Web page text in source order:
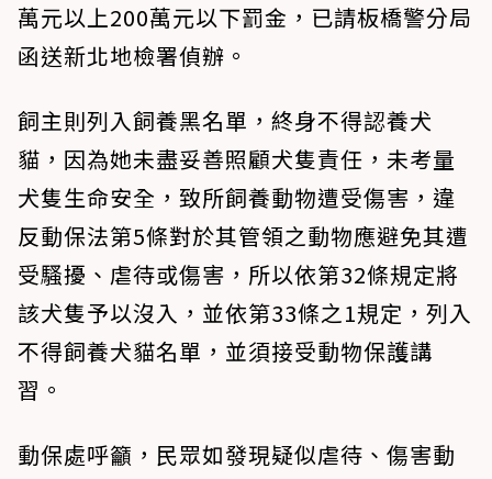
萬元以上200萬元以下罰金，已請板橋警分局
函送新北地檢署偵辦。
飼主則列入飼養黑名單，終身不得認養犬
貓，因為她未盡妥善照顧犬隻責任，未考量
犬隻生命安全，致所飼養動物遭受傷害，違
反動保法第5條對於其管領之動物應避免其遭
受騷擾、虐待或傷害，所以依第32條規定將
該犬隻予以沒入，並依第33條之1規定，列入
不得飼養犬貓名單，並須接受動物保護講
習。
動保處呼籲，民眾如發現疑似虐待、傷害動